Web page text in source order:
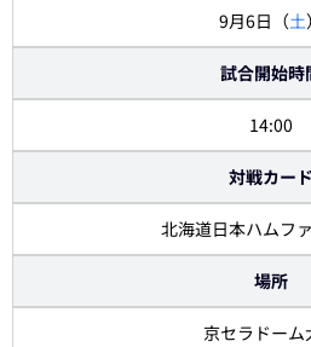
9月6日（土）
試合開始時
14:00
対戦カード
北海道日本ハムフ
場所
京セラドーム